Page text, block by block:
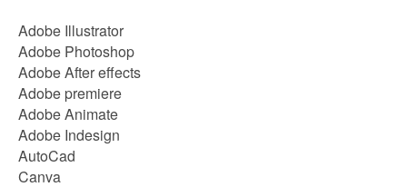
Adobe Illustrator
Adobe Photoshop
Adobe After effects
Adobe premiere
Adobe Animate
Adobe Indesign
AutoCad
Canva